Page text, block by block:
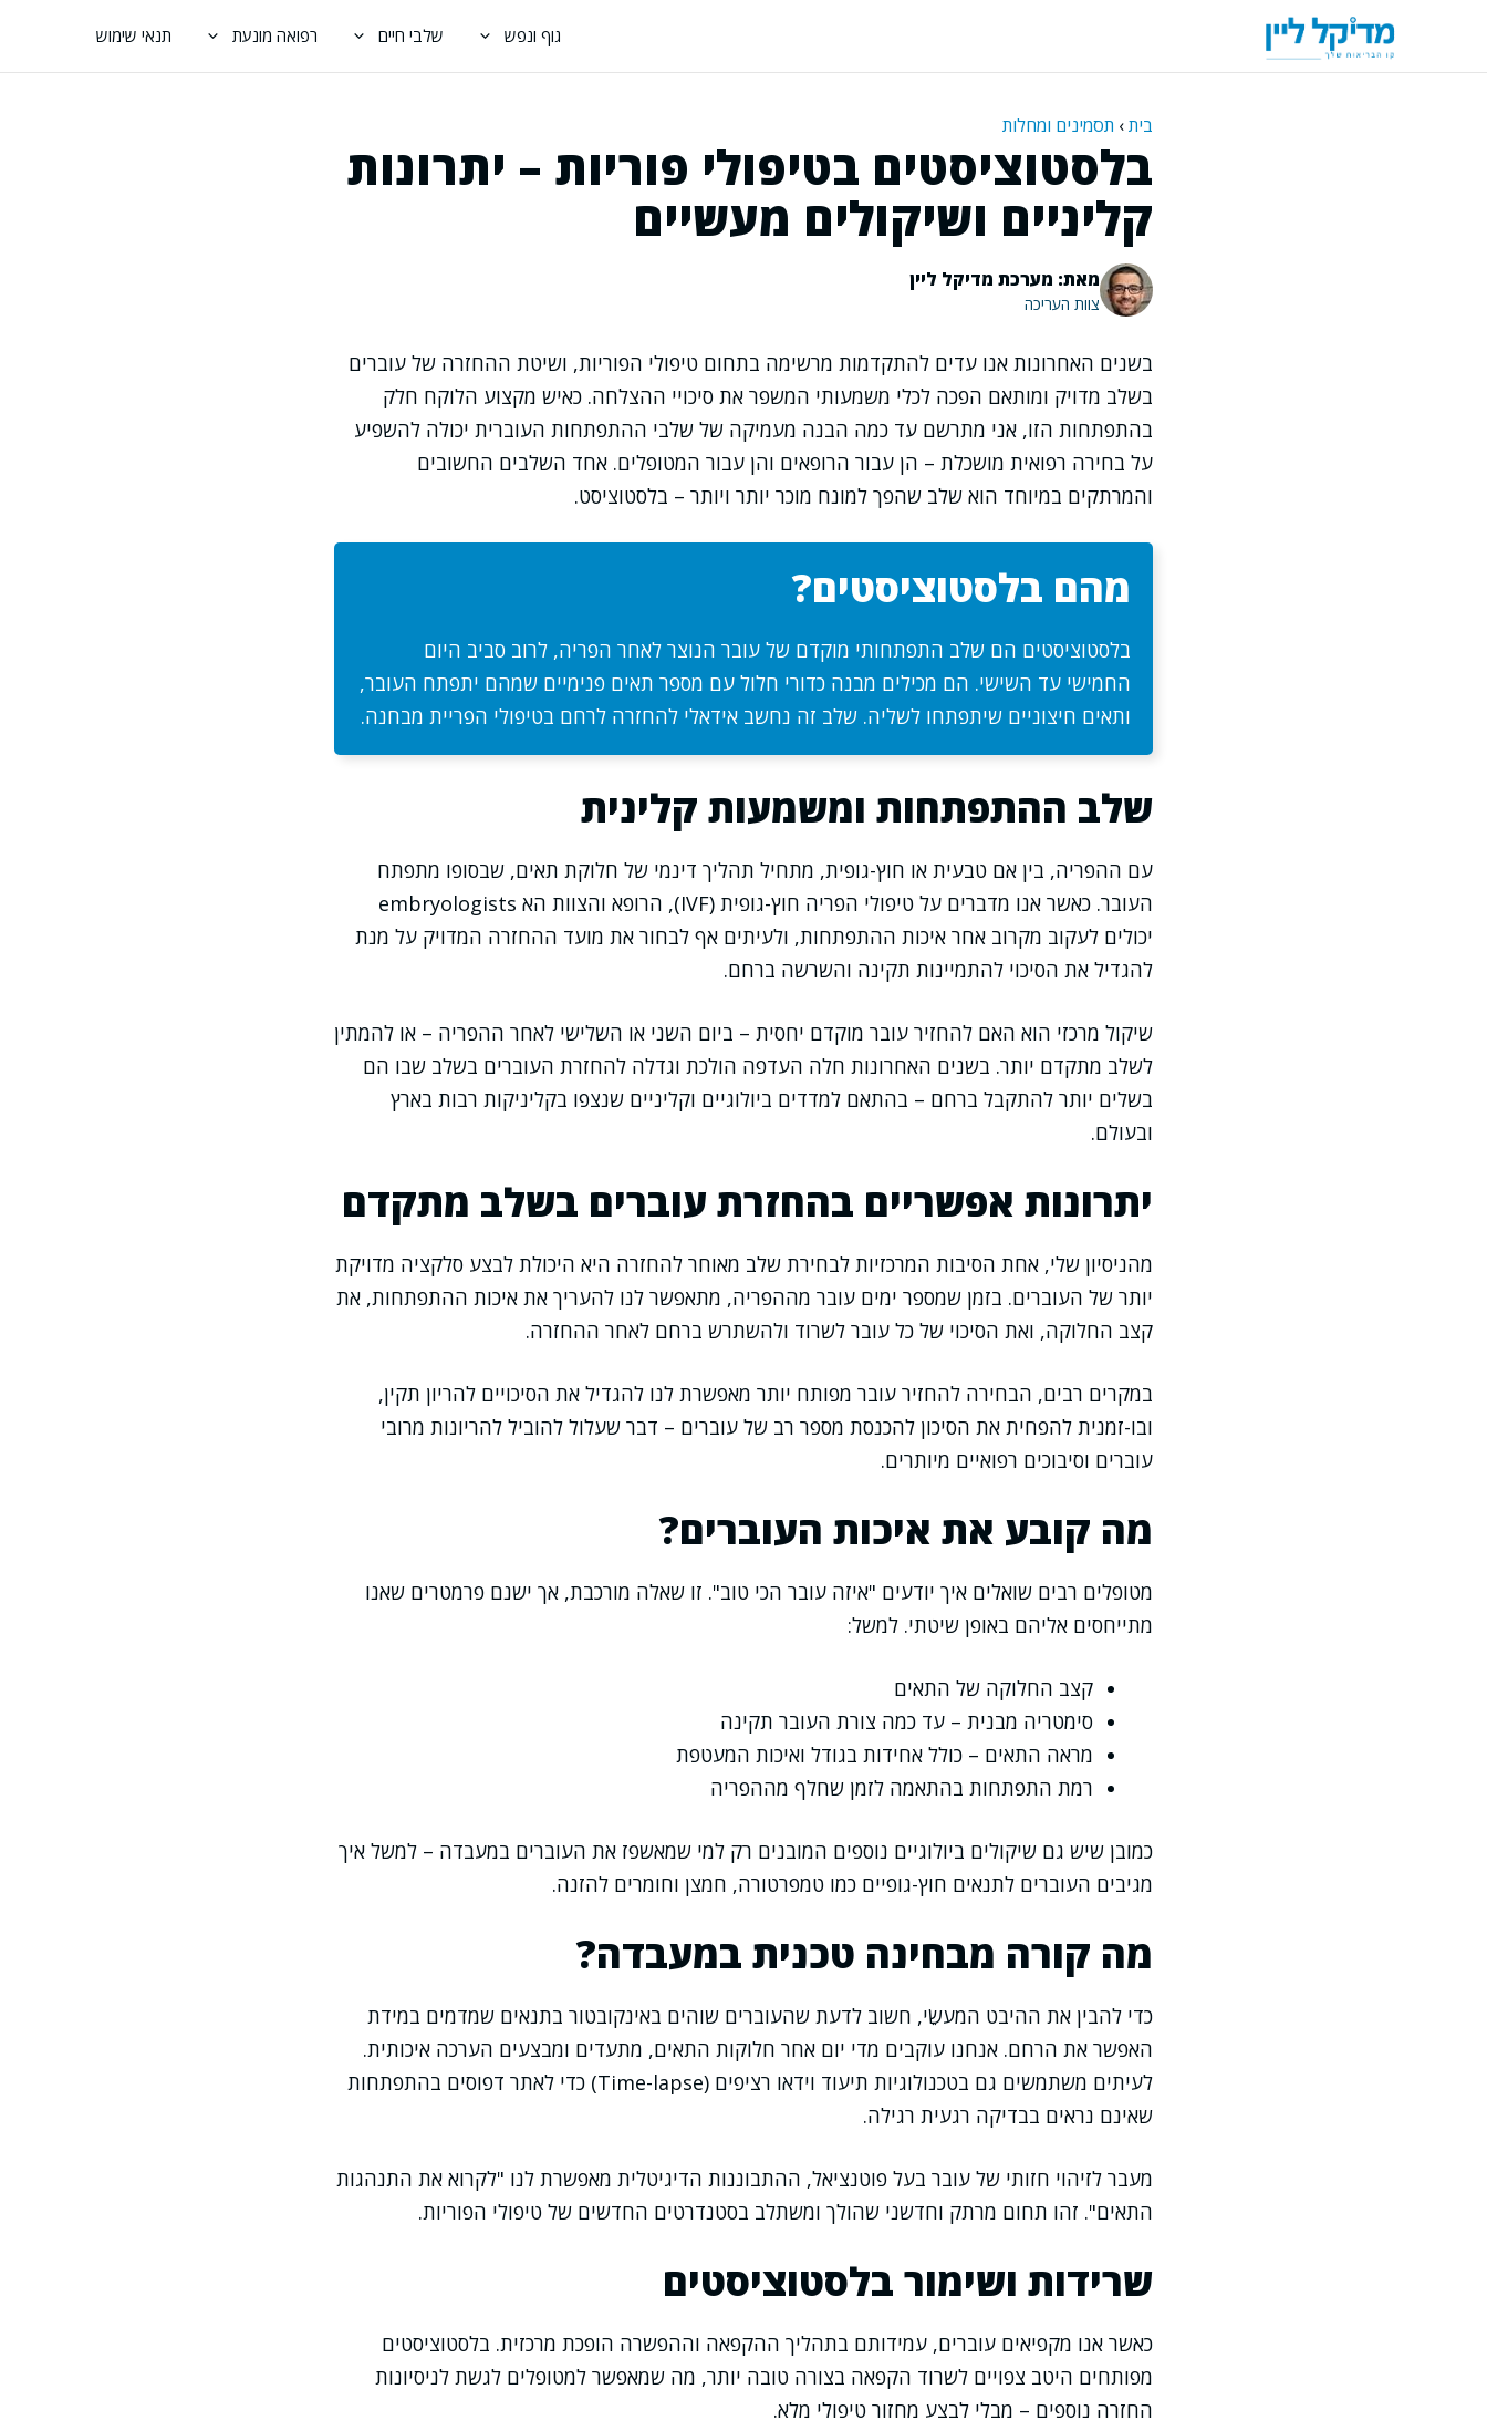
גוף ונפש שלבי חיים רפואה מונעת תנאי שימוש
בית› תסמינים ומחלות
בלסטוציסטים בטיפולי פוריות – יתרונות
קליניים ושיקולים מעשיים
מאת: מערכת מדיקל ליין
צוות העריכה
בשנים האחרונות אנו עדים להתקדמות מרשימה בתחום טיפולי הפוריות, ושיטת ההחזרה של עוברים
בשלב מדויק ומותאם הפכה לכלי משמעותי המשפר את סיכויי ההצלחה. כאיש מקצוע הלוקח חלק
בהתפתחות הזו, אני מתרשם עד כמה הבנה מעמיקה של שלבי ההתפתחות העוברית יכולה להשפיע
על בחירה רפואית מושכלת – הן עבור הרופאים והן עבור המטופלים. אחד השלבים החשובים
והמרתקים במיוחד הוא שלב שהפך למונח מוכר יותר ויותר – בלסטוציסט.
מהם בלסטוציסטים?
בלסטוציסטים הם שלב התפתחותי מוקדם של עובר הנוצר לאחר הפריה, לרוב סביב היום
החמישי עד השישי. הם מכילים מבנה כדורי חלול עם מספר תאים פנימיים שמהם יתפתח העובר,
ותאים חיצוניים שיתפתחו לשליה. שלב זה נחשב אידאלי להחזרה לרחם בטיפולי הפריית מבחנה.
שלב ההתפתחות ומשמעות קלינית
עם ההפריה, בין אם טבעית או חוץ-גופית, מתחיל תהליך דינמי של חלוקת תאים, שבסופו מתפתח
העובר. כאשר אנו מדברים על טיפולי הפריה חוץ-גופית (IVF), הרופא והצוות הא embryologists
יכולים לעקוב מקרוב אחר איכות ההתפתחות, ולעיתים אף לבחור את מועד ההחזרה המדויק על מנת
להגדיל את הסיכוי להתמיינות תקינה והשרשה ברחם.
שיקול מרכזי הוא האם להחזיר עובר מוקדם יחסית – ביום השני או השלישי לאחר ההפריה – או להמתין
לשלב מתקדם יותר. בשנים האחרונות חלה העדפה הולכת וגדלה להחזרת העוברים בשלב שבו הם
בשלים יותר להתקבל ברחם – בהתאם למדדים ביולוגיים וקליניים שנצפו בקליניקות רבות בארץ
ובעולם.
יתרונות אפשריים בהחזרת עוברים בשלב מתקדם
מהניסיון שלי, אחת הסיבות המרכזיות לבחירת שלב מאוחר להחזרה היא היכולת לבצע סלקציה מדויקת
יותר של העוברים. בזמן שמספר ימים עובר מההפריה, מתאפשר לנו להעריך את איכות ההתפתחות, את
קצב החלוקה, ואת הסיכוי של כל עובר לשרוד ולהשתרש ברחם לאחר ההחזרה.
במקרים רבים, הבחירה להחזיר עובר מפותח יותר מאפשרת לנו להגדיל את הסיכויים להריון תקין,
ובו-זמנית להפחית את הסיכון להכנסת מספר רב של עוברים – דבר שעלול להוביל להריונות מרובי
עוברים וסיבוכים רפואיים מיותרים.
מה קובע את איכות העוברים?
מטופלים רבים שואלים איך יודעים "איזה עובר הכי טוב". זו שאלה מורכבת, אך ישנם פרמטרים שאנו
מתייחסים אליהם באופן שיטתי. למשל:
קצב החלוקה של התאים
סימטריה מבנית – עד כמה צורת העובר תקינה
מראה התאים – כולל אחידות בגודל ואיכות המעטפת
רמת התפתחות בהתאמה לזמן שחלף מההפריה
כמובן שיש גם שיקולים ביולוגיים נוספים המובנים רק למי שמאשפז את העוברים במעבדה – למשל איך
מגיבים העוברים לתנאים חוץ-גופיים כמו טמפרטורה, חמצן וחומרים להזנה.
מה קורה מבחינה טכנית במעבדה?
כדי להבין את ההיבט המעשֵׂי, חשוב לדעת שהעוברים שוהים באינקובטור בתנאים שמדמים במידת
האפשר את הרחם. אנחנו עוקבים מדי יום אחר חלוקות התאים, מתעדים ומבצעים הערכה איכותית.
לעיתים משתמשים גם בטכנולוגיות תיעוד וידאו רציפים (Time-lapse) כדי לאתר דפוסים בהתפתחות
שאינם נראים בבדיקה רגעית רגילה.
מעבר לזיהוי חזותי של עובר בעל פוטנציאל, ההתבוננות הדיגיטלית מאפשרת לנו "לקרוא את התנהגות
התאים". זהו תחום מרתק וחדשני שהולך ומשתלב בסטנדרטים החדשים של טיפולי הפוריות.
שרידות ושימור בלסטוציסטים
כאשר אנו מקפיאים עוברים, עמידותם בתהליך ההקפאה וההפשרה הופכת מרכזית. בלסטוציסטים
מפותחים היטב צפויים לשרוד הקפאה בצורה טובה יותר, מה שמאפשר למטופלים לגשת לניסיונות
החזרה נוספים – מבלי לבצע מחזור טיפולי מלא.